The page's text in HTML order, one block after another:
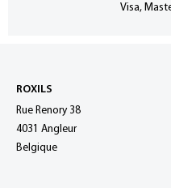
Visa,
ROXILS
Rue Renory 38
4031 Angleur
Belgique